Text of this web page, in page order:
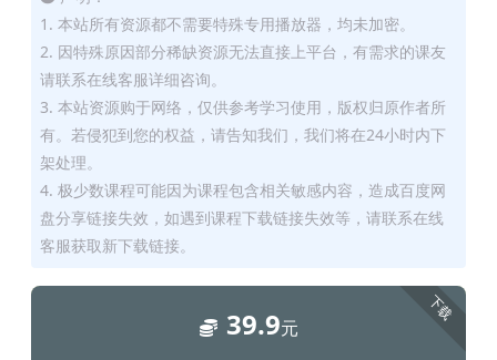
1. 本站所有资源都不需要特殊专用播放器，均未加密。
2. 因特殊原因部分稀缺资源无法直接上平台，有需求的课友
请联系在线客服详细咨询。
3. 本站资源购于网络，仅供参考学习使用，版权归原作者所
有。若侵犯到您的权益，请告知我们，我们将在24小时内下
架处理。
4. 极少数课程可能因为课程包含相关敏感内容，造成百度网
盘分享链接失效，如遇到课程下载链接失效等，请联系在线
客服获取新下载链接。
下载
39.9元